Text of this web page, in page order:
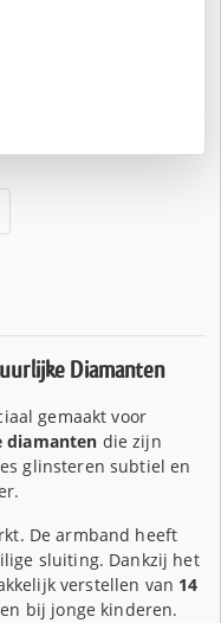
Diamanten
gemaakt voor
diamanten die zijn
glinsteren subtiel en
De armband heeft
sluiting. Dankzij het
verstellen van 14
bij jonge kinderen.